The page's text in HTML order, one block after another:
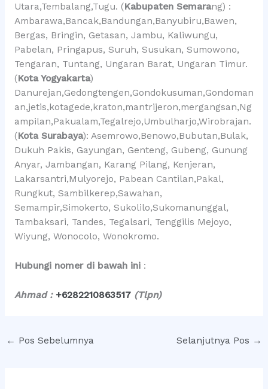
Utara,Tembalang,Tugu. (Kabupaten Semarang) :
Ambarawa,Bancak,Bandungan,Banyubiru,Bawen,
Bergas, Bringin, Getasan, Jambu, Kaliwungu,
Pabelan, Pringapus, Suruh, Susukan, Sumowono,
Tengaran, Tuntang, Ungaran Barat, Ungaran Timur.
(Kota Yogyakarta)
Danurejan,Gedongtengen,Gondokusuman,Gondoman
an,jetis,kotagede,kraton,mantrijeron,mergangsan,Ng
ampilan,Pakualam,Tegalrejo,Umbulharjo,Wirobrajan.
(Kota Surabaya): Asemrowo,Benowo,Bubutan,Bulak,
Dukuh Pakis, Gayungan, Genteng, Gubeng, Gunung
Anyar, Jambangan, Karang Pilang, Kenjeran,
Lakarsantri,Mulyorejo, Pabean Cantilan,Pakal,
Rungkut, Sambilkerep,Sawahan,
Semampir,Simokerto, Sukolilo,Sukomanunggal,
Tambaksari, Tandes, Tegalsari, Tenggilis Mejoyo,
Wiyung, Wonocolo, Wonokromo.
Hubungi nomer di bawah ini :
Ahmad :+6282210863517 (Tlpn)
← Pos Sebelumnya Selanjutnya Pos →